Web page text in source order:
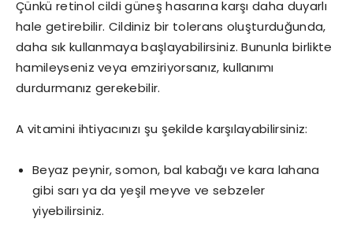
Çünkü retinol cildi güneş hasarına karşı daha duyarlı
hale getirebilir. Cildiniz bir tolerans oluşturduğunda,
daha sık kullanmaya başlayabilirsiniz. Bununla birlikte
hamileyseniz veya emziriyorsanız, kullanımı
durdurmanız gerekebilir.
A vitamini ihtiyacınızı şu şekilde karşılayabilirsiniz:
Beyaz peynir, somon, bal kabağı ve kara lahana
gibi sarı ya da yeşil meyve ve sebzeler
yiyebilirsiniz.